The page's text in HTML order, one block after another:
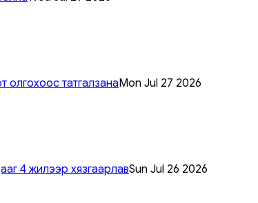
олгохоос татгалзанаMon Jul 27 2026
4 жилээр хязгаарлавSun Jul 26 2026